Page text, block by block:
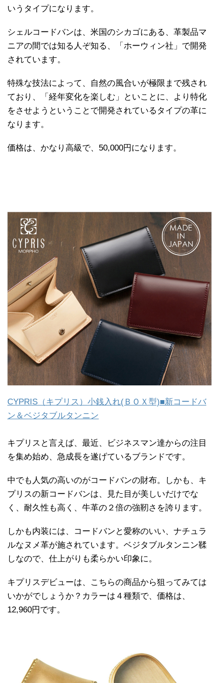
いうタイプになります。
シェルコードバンは、米国のシカゴにある、革製品マ
ニアの間では知る人ぞ知る、「ホーウィン社」で開発
されています。
特殊な技法によって、自然の風合いが極限まで残され
ており、「経年変化を楽しむ」といことに、より特化
をさせようということで開発されているタイプの革に
なります。
価格は、かなり高級で、50,000円になります。
CYPRIS（キプリス）小銭入れ(ＢＯＸ型)■新コードバ
ン＆ベジタブルタンニン
キプリスと言えば、最近、ビジネスマン達からの注目
を集め始め、急成長を遂げているブランドです。
中でも人気の高いのがコードバンの財布。しかも、キ
プリスの新コードバンは、見た目が美しいだけでな
く、耐久性も高く、牛革の２倍の強靭さを誇ります。
しかも内装には、コードバンと愛称のいい、ナチュラ
ルなヌメ革が施されています。ベジタブルタンニン鞣
しなので、仕上がりも柔らかい印象に。
キプリスデビューは、こちらの商品から狙ってみては
いかがでしょうか？カラーは４種類で、価格は、
12,960円です。